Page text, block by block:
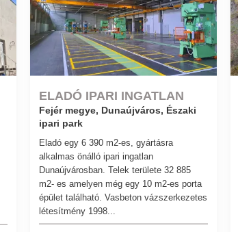
ELADÓ IPARI INGATLAN
Fejér megye, Dunaújváros, Északi
ipari park
Eladó egy 6 390 m2-es, gyártásra
alkalmas önálló ipari ingatlan
Dunaújvárosban. Telek területe 32 885
m2- es amelyen még egy 10 m2-es porta
épület található. Vasbeton vázszerkezetes
létesítmény 1998...